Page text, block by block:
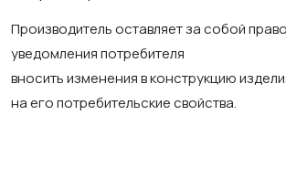
Производитель оставляет за собой
уведомления потребителя
вносить изменения в конструкцию
на его потребительские свойства.